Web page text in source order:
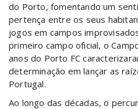
do Porto, fomentando um
pertença entre os seus
jogos em campos
primeiro campo oficial, o
anos do Porto FC
determinação em lançar as
Portugal.
Ao longo das décadas, o